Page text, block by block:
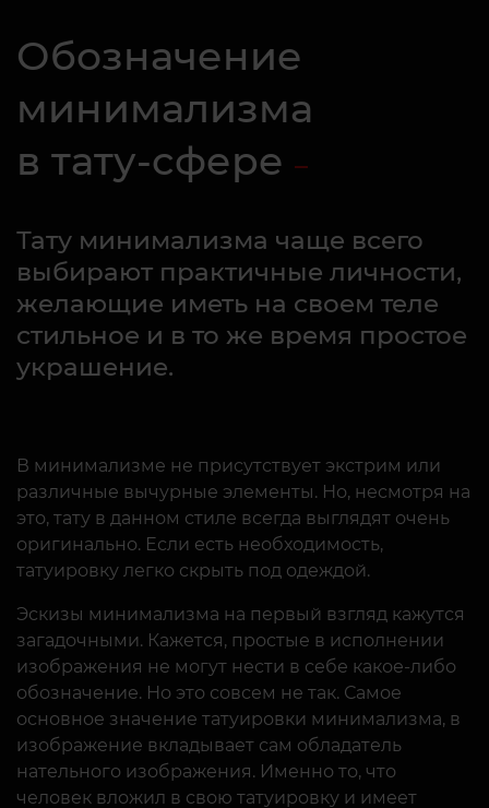
Обозначение
минимализма
в тату-сфере
Тату минимализма чаще всего
выбирают практичные личности,
желающие иметь на своем теле
стильное и в то же время простое
украшение.
В минимализме не присутствует экстрим или
различные вычурные элементы. Но, несмотря на
это, тату в данном стиле всегда выглядят очень
оригинально. Если есть необходимость,
татуировку легко скрыть под одеждой.
Эскизы минимализма на первый взгляд кажутся
загадочными. Кажется, простые в исполнении
изображения не могут нести в себе какое-либо
обозначение. Но это совсем не так. Самое
основное значение татуировки минимализма, в
изображение вкладывает сам обладатель
нательного изображения. Именно то, что
человек вложил в свою татуировку и имеет